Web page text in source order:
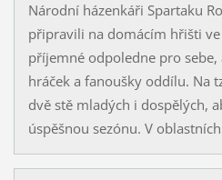
Národní házenkáři Spartaku
připravili na domácím hřišti
příjemné odpoledne pro
hráček a fanoušky oddílu. Na
dvě stě mladých i dospělých,
úspěšnou sezónu. V